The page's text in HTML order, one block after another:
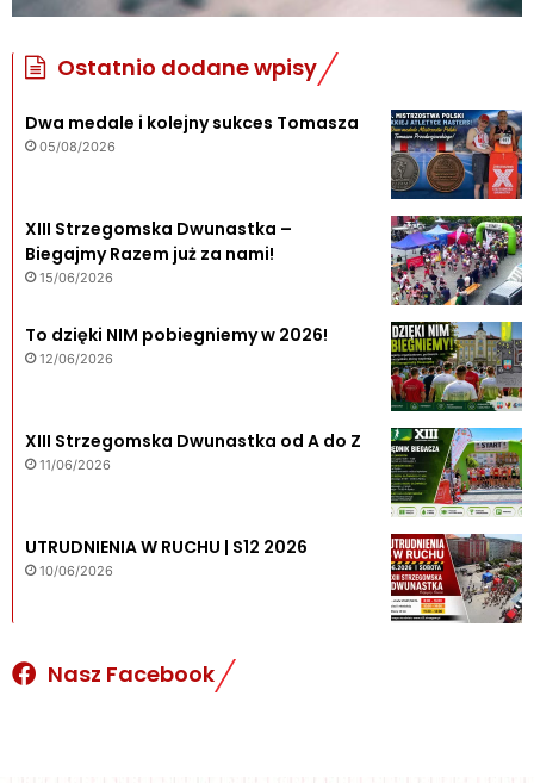
Ostatnio dodane wpisy
Dwa medale i kolejny sukces Tomasza
05/08/2026
XIII Strzegomska Dwunastka –
Biegajmy Razem już za nami!
15/06/2026
To dzięki NIM pobiegniemy w 2026!
12/06/2026
XIII Strzegomska Dwunastka od A do Z
11/06/2026
UTRUDNIENIA W RUCHU | S12 2026
10/06/2026
Nasz Facebook